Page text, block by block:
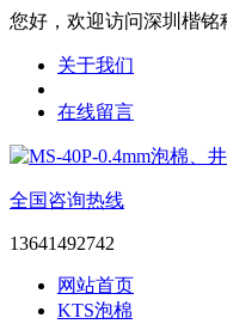
您好，欢迎访问深圳楷铭
关于我们
在线留言
全国咨询热线
13641492742
网站首页
KTS泡棉